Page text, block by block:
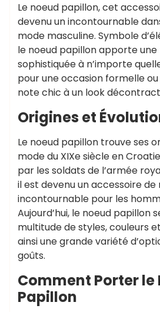
Le noeud papillon, cet
devenu un incontournable
mode masculine. Symbole
le noeud papillon apporte
sophistiquée à n’importe
pour une occasion formelle
note chic à un look
Origines et
Le noeud papillon trouve ses
mode du XIXe siècle en
par les soldats de l’armée
il est devenu un accessoire de
incontournable pour les
Aujourd’hui, le noeud papillon
multitude de styles, couleurs
ainsi une grande variété
goûts.
Comment Porter le
Papillon